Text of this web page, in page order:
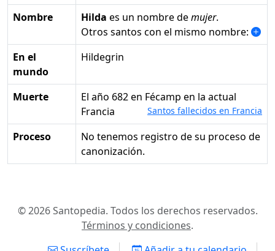
Nombre
Hilda es un nombre demujer.
Otros santos con el mismo nombre:
En el
mundo
Hildegrin
Muerte
el año 682 en Fécamp en la actual
Francia
Santos fallecidos en Francia
Proceso
No tenemos registro de su proceso de
canonización.
© 2026 Santopedia. Todos los derechos reservados.
Términos y condiciones.